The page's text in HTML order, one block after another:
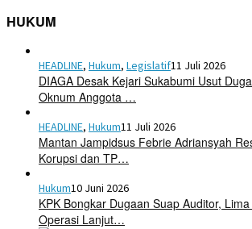
HUKUM
HEADLINE, Hukum, Legislatif11 Juli 2026
DIAGA Desak Kejari Sukabumi Usut
Oknum Anggota …
HEADLINE, Hukum11 Juli 2026
Mantan Jampidsus Febrie Adriansyah
Korupsi dan TP…
Hukum10 Juni 2026
KPK Bongkar Dugaan Suap Auditor,
Operasi Lanjut…